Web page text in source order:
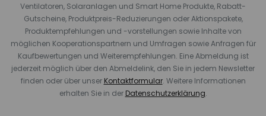
Ventilatoren, Solaranlagen und Smart Home Produkte, Rabatt-
Gutscheine, Produktpreis-Reduzierungen oder Aktionspakete,
Produktempfehlungen und -vorstellungen sowie Inhalte von
möglichen Kooperationspartnern und Umfragen sowie Anfragen für
Kaufbewertungen und Weiterempfehlungen. Eine Abmeldung ist
jederzeit möglich über den Abmeldelink, den Sie in jedem Newsletter
finden oder über unser Kontaktformular. Weitere Informationen
erhalten Sie in der Datenschutzerklärung.